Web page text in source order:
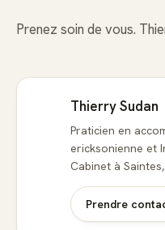
Prenez soin de vous.
Thierry Sudan
Praticien en
ericksonienne et
Cabinet à
Prendre